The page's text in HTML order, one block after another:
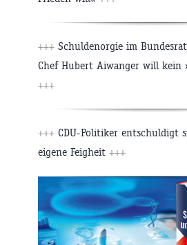
+++ Schuldenorgie im
Chef Hubert Aiwanger will kein
+++
+++ CDU-Politiker entschuldigt
eigene Feigheit +++